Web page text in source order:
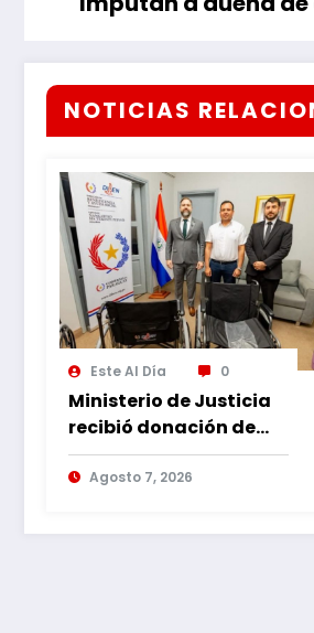
NOTICIAS
Este Al Día 0
Ministerio de Justicia
recibió donación de
sillas de ruedas para
internos vulnerables
Agosto 7, 2026